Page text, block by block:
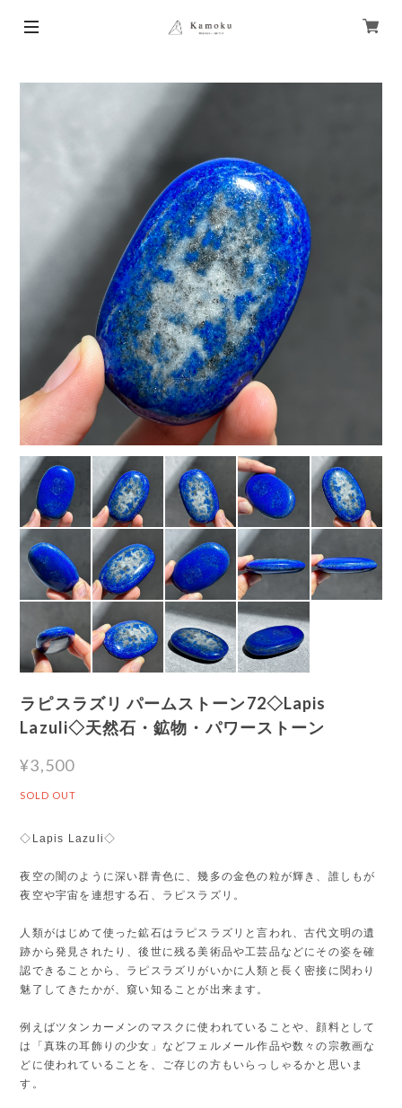
ラピスラズリ パームストーン72◇Lapis
Lazuli◇天然石・鉱物・パワーストーン
¥3,500
SOLD OUT
◇Lapis Lazuli◇
夜空の闇のように深い群青色に、幾多の金色の粒が輝き、誰しもが
夜空や宇宙を連想する石、ラピスラズリ。
人類がはじめて使った鉱石はラピスラズリと言われ、古代文明の遺
跡から発見されたり、後世に残る美術品や工芸品などにその姿を確
認できることから、ラピスラズリがいかに人類と長く密接に関わり
魅了してきたかが、窺い知ることが出来ます。
例えばツタンカーメンのマスクに使われていることや、顔料として
は「真珠の耳飾りの少女」などフェルメール作品や数々の宗教画な
どに使われていることを、ご存じの方もいらっしゃるかと思いま
す。